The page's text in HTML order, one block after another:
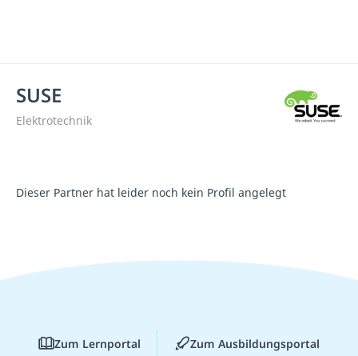
SUSE
Elektrotechnik
Dieser Partner hat leider noch kein Profil angelegt
Zum Lernportal Zum Ausbildungsportal